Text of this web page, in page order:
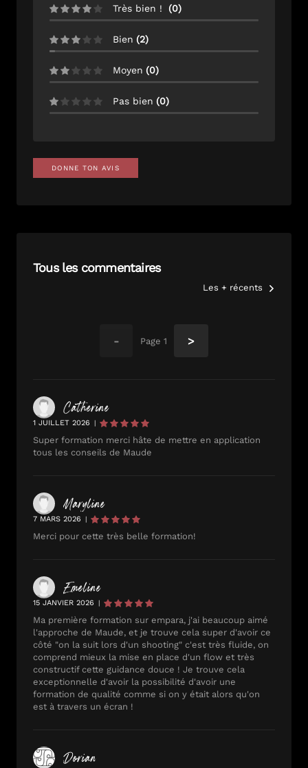
Très bien ! (0)
Bien (2)
Moyen (0)
Pas bien (0)
DONNE TON AVIS
Tous les commentaires
Les + récents
- Page 1 >
Catherine
1 JUILLET 2026 |
Super formation merci hâte de mettre en application
tous les conseils de Maude
Maryline
7 MARS 2026 |
Merci pour cette très belle formation!
Emeline
15 JANVIER 2026 |
Ma première formation sur empara, j'ai beaucoup aimé
l'approche de Maude, et je trouve cela super d'avoir ce
côté "on la suit lors d'un shooting" c'est très fluide, on
comprend mieux la mise en place d'un flow et très
constructif cette guidance douce ! Je trouve cela
exceptionnelle d'avoir la possibilité d'avoir une
formation de qualité comme si on y était alors qu'on
est à travers un écran !
Dorian